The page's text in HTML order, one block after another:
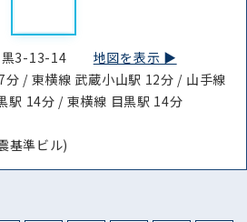
黒3-13-14 地図を表示 ▶︎
分 / 東横線 武蔵小山駅 12分 / 山手線
駅 14分 / 東横線 目黒駅 14分
基準ビル)